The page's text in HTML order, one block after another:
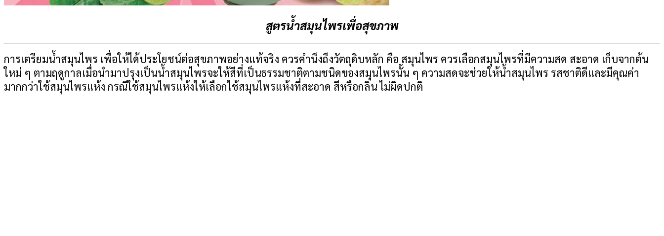
สูตรน้ำสมุนไพรเพื่อสุขภาพ
การเตรียมน้ำสมุนไพร เพื่อให้ได้ประโยชน์ต่อสุขภาพอย่างแท้จริง ควรคำนึงถึงวัตถุดิบหลัก คือ สมุนไพร ควรเลือกสมุนไพรที่มีความสด สะอาด เก็บจากต้น
ใหม่ ๆ ตามฤดูกาลเมื่อนำมาปรุงเป็นน้ำสมุนไพรจะให้สีที่เป็นธรรมชาติตามชนิดของสมุนไพรนั้น ๆ ความสดจะช่วยให้น้ำสมุนไพร รสชาติดีและมีคุณค่า
มากกว่าใช้สมุนไพรแห้ง กรณีใช้สมุนไพรแห้งให้เลือกใช้สมุนไพรแห้งที่สะอาด สีหรือกลิ่น ไม่ผิดปกติ